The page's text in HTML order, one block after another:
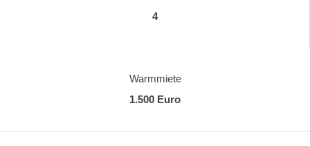
4
Warmmiete
1.500 Euro